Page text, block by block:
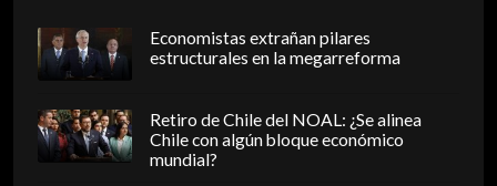
Economistas extrañan pilares
estructurales en la megarreforma
Retiro de Chile del NOAL: ¿Se alinea
Chile con algún bloque económico
mundial?